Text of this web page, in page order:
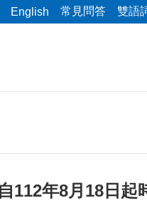
English 常見問答 雙語
112年8月18日